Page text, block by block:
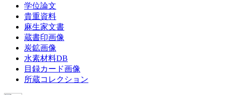
学位論文
貴重資料
麻生家文書
蔵書印画像
炭鉱画像
水素材料DB
目録カード画像
所蔵コレクション